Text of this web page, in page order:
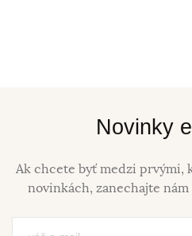
Novinky
Ak chcete byť medzi prvými,
novinkách, zanechajte